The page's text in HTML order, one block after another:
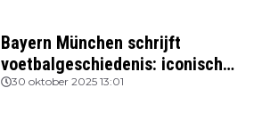
Bayern München schrijft
voetbalgeschiedenis: iconische
Nederlanders verslagen
30 oktober 2025 13:01